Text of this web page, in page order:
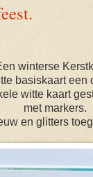
winterse
basiskaart een
witte kaart
met markers.
en glitters